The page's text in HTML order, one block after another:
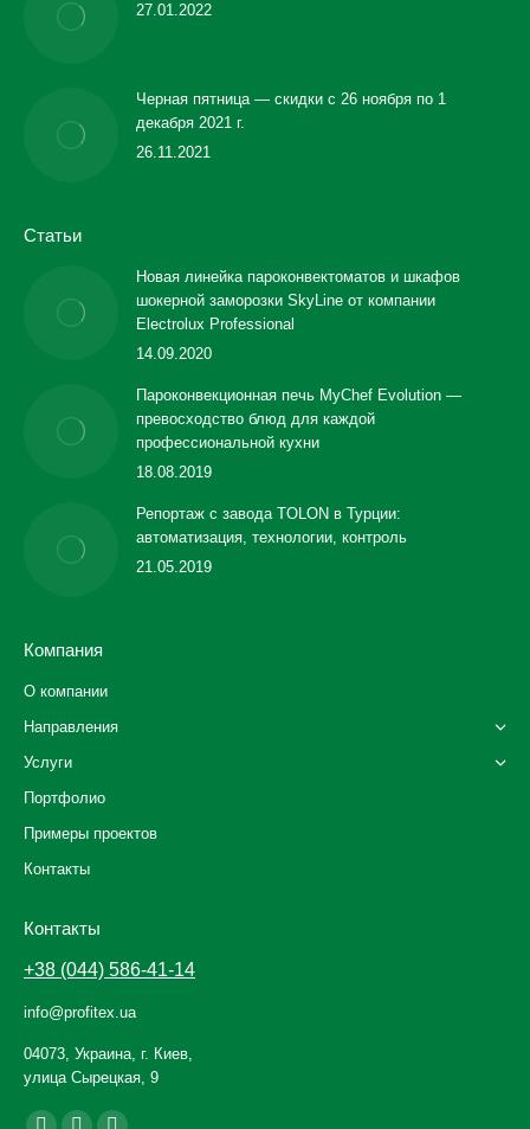
27.01.2022
Черная пятница — скидки с 26 ноября по 1
декабря 2021 г.
26.11.2021
Статьи
Новая линейка пароконвектоматов и шкафов
шокерной заморозки SkyLine от компании
Electrolux Professional
14.09.2020
Пароконвекционная печь MyChef Evolution —
превосходство блюд для каждой
профессиональной кухни
18.08.2019
Репортаж с завода TOLON в Турции:
автоматизация, технологии, контроль
21.05.2019
Компания
О компании
Направления
Услуги
Портфолио
Примеры проектов
Контакты
Контакты
+38 (044) 586-41-14
info@profitex.ua
04073, Украина, г. Киев,
улица Сырецкая, 9
Ищите нас: